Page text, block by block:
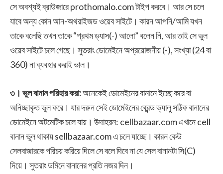
সে অবশ্যই ব্রাউজারে prothomalo.com টাইপ করবে। আর সে চলে
যাবে অন্য কোন আন-অথরাইজড ওয়েব সাইটে। কারন আপনি/আমি যখন
তাকে বলেছি তখন তাকে “প্রথম ড্যাস(-) আলো” বলেন নি, আর তাই সে ভুল
ওয়েব সাইটে চলে গেছে। সুতরাং ডোমেইনে অপ্রয়োজনীয় (-), সংখ্যা (24 বা
360) না ব্যবহার করাই ভাল।
৩। ভুল বানান পরিহার করা:অনেকেই ডোমেইনের বানানে ইচ্ছে করে বা
অনিচ্ছাকৃত ভুল করে। যার দরুন সেই ডোমেইনের ব্রেন্ড ভ্যালু সঠিক বানানের
ডোমেইনে অটমেটিক চলে যায়। উদাহরন: cellbazaar.com এখানে cell
বানান ভুল থাকায় sellbazaar.com এ চলে যাচ্ছে। কারন কেউ
সেলবাজারকে পরিচয় করিয়ে দিলে সে বলে দিবে না যে সেল বানানটা সি(C)
দিয়ে। সুতরাং ডমিনে বানানের প্রতি নজর দিন।